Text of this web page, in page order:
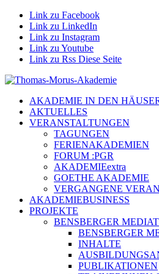
Link zu Facebook
Link zu LinkedIn
Link zu Instagram
Link zu Youtube
Link zu Rss Diese Seite
AKADEMIE IN DEN
AKTUELLES
VERANSTALTUNGEN
TAGUNGEN
FERIENAKADEMIEN
FORUM :PGR
AKADEMIEextra
GOETHE AKADEMIE
VERGANGENE
AKADEMIEBUSINESS
PROJEKTE
BENSBERGER
BENSBERGER
INHALTE
PUBLIKATIONEN